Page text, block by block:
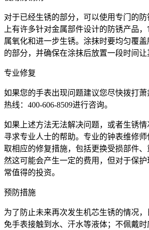
对于已经生锈的部分，可以使用专门的
上有许多针对金属部件设计的防锈产品
属氧化和进一步生锈。涂抹时要均匀覆
的部分，并确保在涂抹后放置一段时间让
专业修复
如果您的手表出现问题建议您尽快拨打
热线：400-606-8509进行咨询。
如果上述方法无法解决问题，或者生锈
寻求专业人士的帮助。专业的钟表维修
取相应的修复措施，包括更换受损部件
然这可能会产生一定的费用，但对于保
常值得的投资。
预防措施
为了防止未来再次发生机芯生锈的情况
免手表接触到水、汗水等液体；不佩戴时